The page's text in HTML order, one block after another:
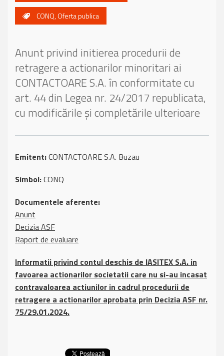
CONQ,Oferta publica
Anunt privind initierea procedurii de
retragere a actionarilor minoritari ai
CONTACTOARE S.A. în conformitate cu
art. 44 din Legea nr. 24/2017 republicata,
cu modificările și completările ulterioare
Emitent:CONTACTOARE S.A. Buzau
Simbol:CONQ
Documentele aferente:
Anunt
Decizia ASF
Raport de evaluare
Informatii privind contul deschis de IASITEX S.A. in
favoarea actionarilor societatii care nu si-au incasat
contravaloarea actiunilor in cadrul procedurii de
retragere a actionarilor aprobata prin Decizia ASF nr.
75/29.01.2024.